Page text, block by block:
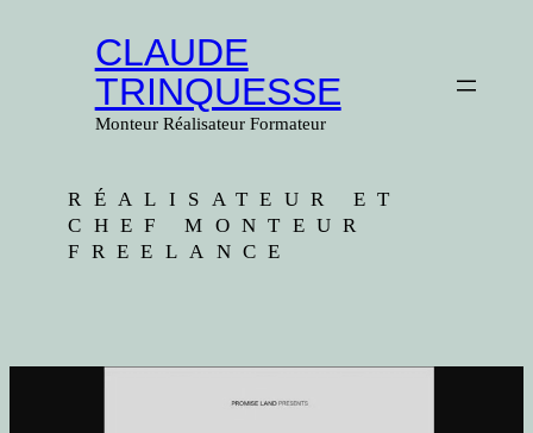
CLAUDE
TRINQUESSE
Monteur Réalisateur Formateur
RÉALISATEUR ET
CHEF MONTEUR
FREELANCE